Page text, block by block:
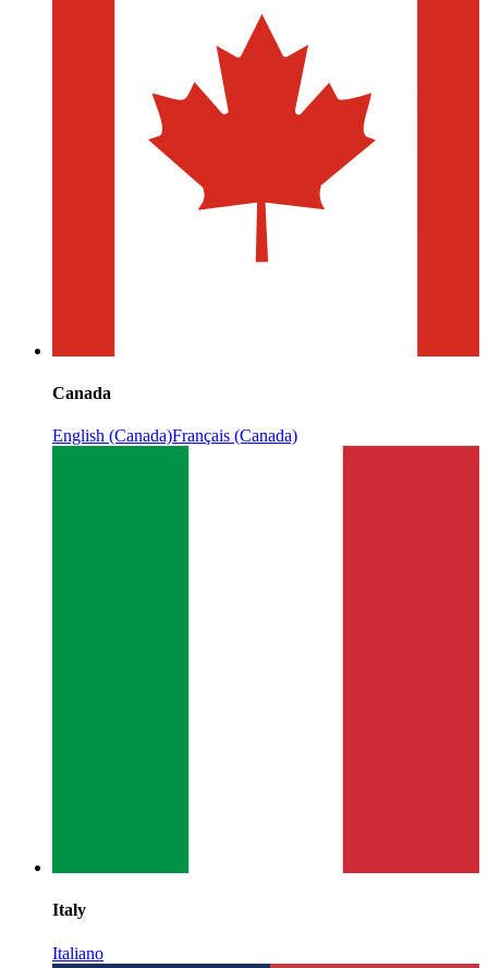
Canada
English (Canada)Français (Canada)
Italy
Italiano